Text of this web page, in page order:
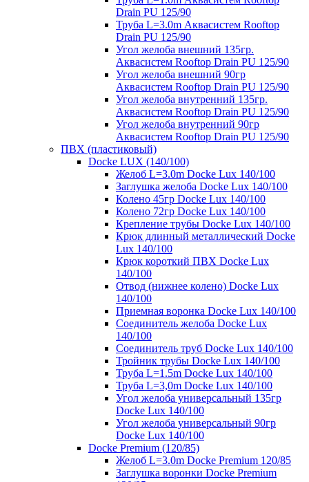
Drain PU 125/90
Труба L=3.0m Аквасистем Rooftop
Drain PU 125/90
Угол желоба внешний 135гр.
Аквасистем Rooftop Drain PU 125/90
Угол желоба внешний 90гр
Аквасистем Rooftop Drain PU 125/90
Угол желоба внутренний 135гр.
Аквасистем Rooftop Drain PU 125/90
Угол желоба внутренний 90гр
Аквасистем Rooftop Drain PU 125/90
ПВХ (пластиковый)
Docke LUX (140/100)
Желоб L=3.0m Docke Lux 140/100
Заглушка желоба Docke Lux 140/100
Колено 45гр Docke Lux 140/100
Колено 72гр Docke Lux 140/100
Крепление трубы Docke Lux 140/100
Крюк длинный металлический Docke
Lux 140/100
Крюк короткий ПВХ Docke Lux
140/100
Отвод (нижнее колено) Docke Lux
140/100
Приемная воронка Docke Lux 140/100
Соединитель желоба Docke Lux
140/100
Соединитель труб Docke Lux 140/100
Тройник трубы Docke Lux 140/100
Труба L=1.5m Docke Lux 140/100
Труба L=3,0m Docke Lux 140/100
Угол желоба универсальный 135гр
Docke Lux 140/100
Угол желоба универсальный 90гр
Docke Lux 140/100
Docke Premium (120/85)
Желоб L=3.0m Docke Premium 120/85
Заглушка воронки Docke Premium